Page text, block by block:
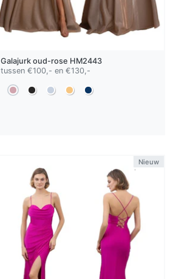
Galajurk oud-rose HM2443
tussen €100,- en €130,-
Nieuw